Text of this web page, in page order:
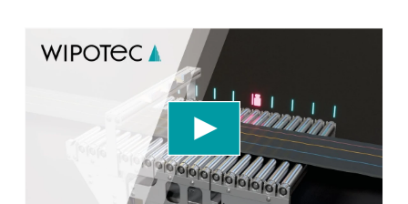
Precisamos do seu consentimento para
carregar o serviço de vídeo do YouTube!
Utilizamos um serviço de terceiros para incorporar
conteúdo de vídeo que pode coletar dados sobre
sua atividade. Por favor, reveja os detalhes e
aceite o serviço para assistir a este vídeo.